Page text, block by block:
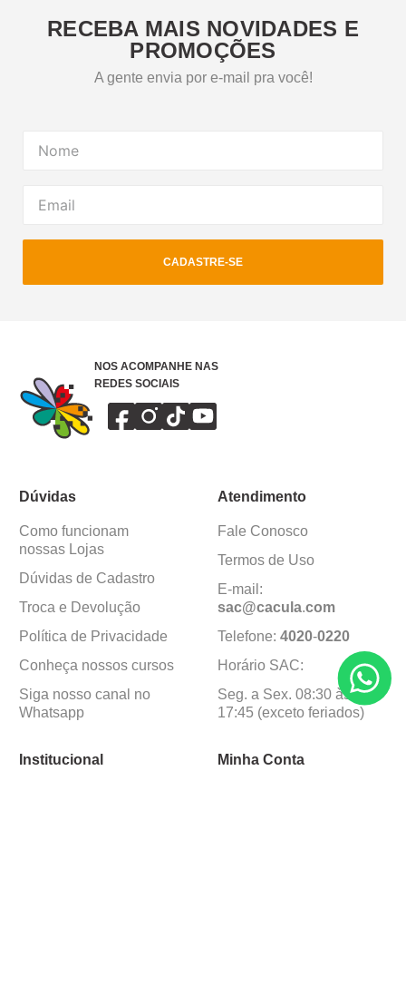
RECEBA MAIS NOVIDADES E
PROMOÇÕES
A gente envia por e-mail pra você!
CADASTRE-SE
NOS ACOMPANHE NAS
REDES SOCIAIS
Dúvidas
Como funcionam
nossas Lojas
Dúvidas de Cadastro
Troca e Devolução
Política de Privacidade
Conheça nossos cursos
Siga nosso canal no
Whatsapp
Atendimento
Fale Conosco
Termos de Uso
E-mail:
sac@cacula.com
Telefone: 4020-0220
Horário SAC:
Seg. a Sex. 08:30 às
17:45 (exceto feriados)
Institucional Minha Conta